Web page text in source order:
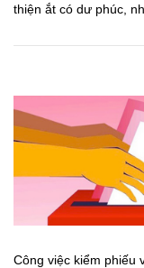
thiện ắt có dư phúc,
Công việc kiểm phiếu